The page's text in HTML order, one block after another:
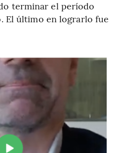
terminar el período
El último en lograrlo fue